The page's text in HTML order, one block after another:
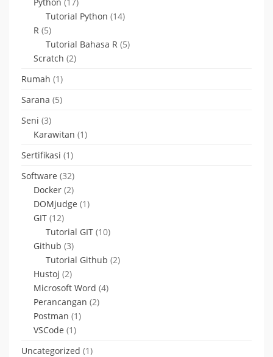
Tutorial Python (14)
R (5)
Tutorial Bahasa R (5)
Scratch (2)
Rumah (1)
Sarana (5)
Seni (3)
Karawitan (1)
Sertifikasi (1)
Software (32)
Docker (2)
DOMjudge (1)
GIT (12)
Tutorial GIT (10)
Github (3)
Tutorial Github (2)
Hustoj (2)
Microsoft Word (4)
Perancangan (2)
Postman (1)
VSCode (1)
Uncategorized (1)